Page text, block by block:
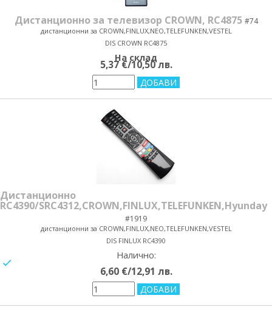
Дистанционно за телевизор CROWN, RC4875 #74
дистанционни за CROWN,FINLUX,NEO,TELEFUNKEN,VESTEL
DIS CROWN RC4875
На склад
5,37 €/10,50 лв.
Дистанционно
RC4390/SRC4312,CROWN,FINLUX,TELEFUNKEN,Hyunday
#1919
дистанционни за CROWN,FINLUX,NEO,TELEFUNKEN,VESTEL
DIS FINLUX RC4390
Налично:
6,60 €/12,91 лв.